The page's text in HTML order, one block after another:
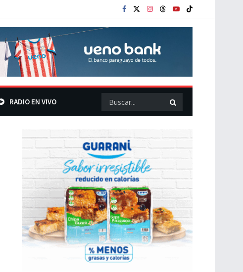
RADIO EN VIVO